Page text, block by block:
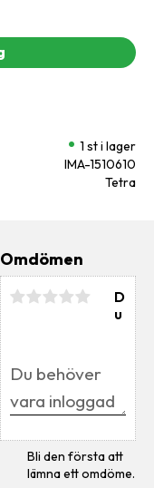
1 st i lager
IMA-1510610
Tetra
Omdömen
D
u
Bli den första att
lämna ett omdöme.